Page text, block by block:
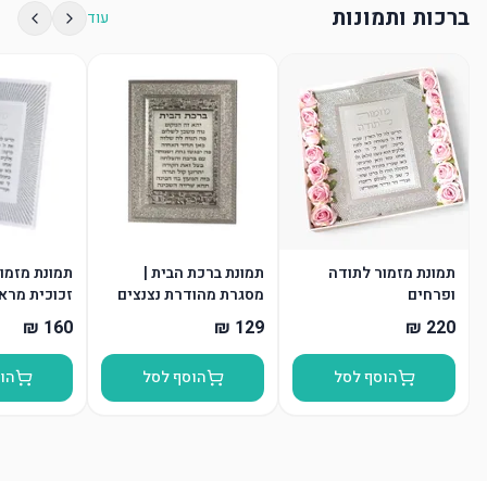
ברכות ותמונות עוד
תמונת מזמור לתודה
ופרחים
הוסף לסל
תמונת ברכת הבית |
מסגרת מהודרת נצנצים
כסף 18*23 ס”מ
הוסף לסל
תמונת
זכוכית